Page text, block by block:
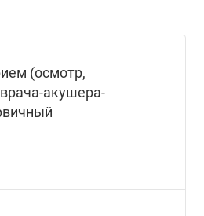
(осмотр,
акушера-